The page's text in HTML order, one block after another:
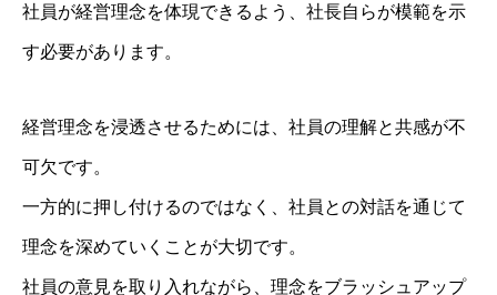
社員が経営理念を体現できるよう、社長自らが模範を示
す必要があります。
経営理念を浸透させるためには、社員の理解と共感が不
可欠です。
一方的に押し付けるのではなく、社員との対話を通じて
理念を深めていくことが大切です。
社員の意見を取り入れながら、理念をブラッシュアップ